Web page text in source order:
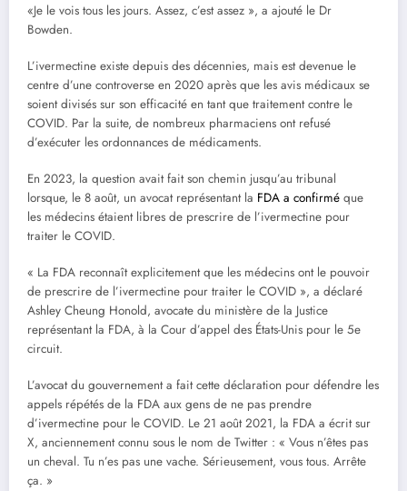
«Je le vois tous les jours. Assez, c’est assez », a ajouté le Dr
Bowden.
L’ivermectine existe depuis des décennies, mais est devenue le
centre d’une controverse en 2020 après que les avis médicaux se
soient divisés sur son efficacité en tant que traitement contre le
COVID. Par la suite, de nombreux pharmaciens ont refusé
d’exécuter les ordonnances de médicaments.
En 2023, la question avait fait son chemin jusqu’au tribunal
lorsque, le 8 août, un avocat représentant la FDA a confirmé que
les médecins étaient libres de prescrire de l’ivermectine pour
traiter le COVID.
« La FDA reconnaît explicitement que les médecins ont le pouvoir
de prescrire de l’ivermectine pour traiter le COVID », a déclaré
Ashley Cheung Honold, avocate du ministère de la Justice
représentant la FDA, à la Cour d’appel des États-Unis pour le 5e
circuit.
L’avocat du gouvernement a fait cette déclaration pour défendre les
appels répétés de la FDA aux gens de ne pas prendre
d’ivermectine pour le COVID. Le 21 août 2021, la FDA a écrit sur
X, anciennement connu sous le nom de Twitter : « Vous n’êtes pas
un cheval. Tu n’es pas une vache. Sérieusement, vous tous. Arrête
ça. »